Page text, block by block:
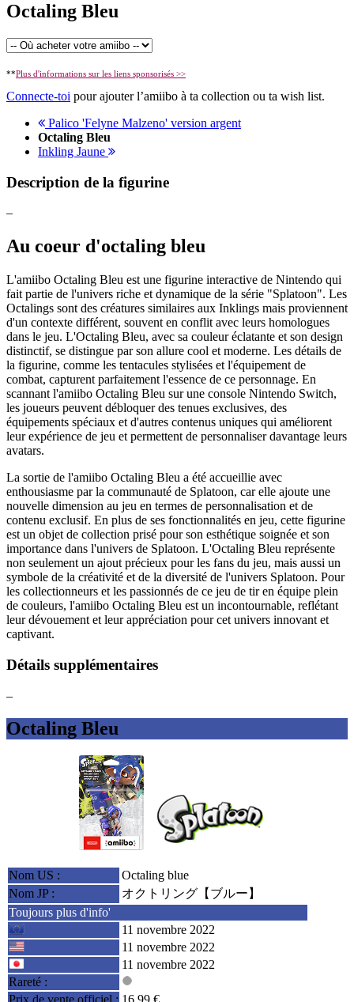
Octaling Bleu
**Plus d'informations sur les liens sponsorisés >>
Connecte-toi pour ajouter l’amiibo à ta collection ou ta wish list.
Palico 'Felyne Malzeno' version argent
Octaling Bleu
Inkling Jaune
Description de la figurine
–
Au coeur d'octaling bleu
L'amiibo Octaling Bleu est une figurine interactive de Nintendo qui
fait partie de l'univers riche et dynamique de la série "Splatoon". Les
Octalings sont des créatures similaires aux Inklings mais proviennent
d'un contexte différent, souvent en conflit avec leurs homologues
dans le jeu. L'Octaling Bleu, avec sa couleur éclatante et son design
distinctif, se distingue par son allure cool et moderne. Les détails de
la figurine, comme les tentacules stylisées et l'équipement de
combat, capturent parfaitement l'essence de ce personnage. En
scannant l'amiibo Octaling Bleu sur une console Nintendo Switch,
les joueurs peuvent débloquer des tenues exclusives, des
équipements spéciaux et d'autres contenus uniques qui améliorent
leur expérience de jeu et permettent de personnaliser davantage leurs
avatars.
La sortie de l'amiibo Octaling Bleu a été accueillie avec
enthousiasme par la communauté de Splatoon, car elle ajoute une
nouvelle dimension au jeu en termes de personnalisation et de
contenu exclusif. En plus de ses fonctionnalités en jeu, cette figurine
est un objet de collection prisé pour son esthétique soignée et son
importance dans l'univers de Splatoon. L'Octaling Bleu représente
non seulement un ajout précieux pour les fans du jeu, mais aussi un
symbole de la créativité et de la diversité de l'univers Splatoon. Pour
les collectionneurs et les passionnés de ce jeu de tir en équipe plein
de couleurs, l'amiibo Octaling Bleu est un incontournable, reflétant
leur dévouement et leur appréciation pour cet univers innovant et
captivant.
Détails supplémentaires
–
Octaling Bleu
Nom US :
Octaling blue
Nom JP :
オクトリング【ブルー】
Toujours plus d'info'
11 novembre 2022
11 novembre 2022
11 novembre 2022
Rareté :